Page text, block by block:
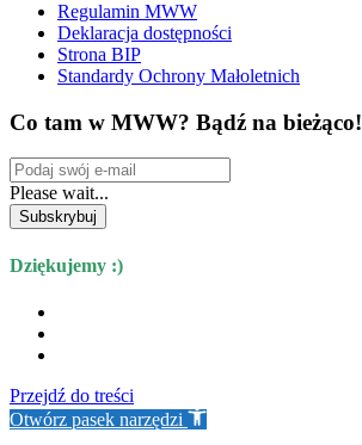
Regulamin MWW
Deklaracja dostępności
Strona BIP
Standardy Ochrony Małoletnich
Co tam w MWW? Bądź na bieżąco!
Please wait...
Subskrybuj
Dziękujemy :)
Przejdź do treści
Otwórz pasek narzędzi